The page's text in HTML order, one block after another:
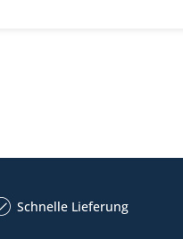
Schnelle Lieferung